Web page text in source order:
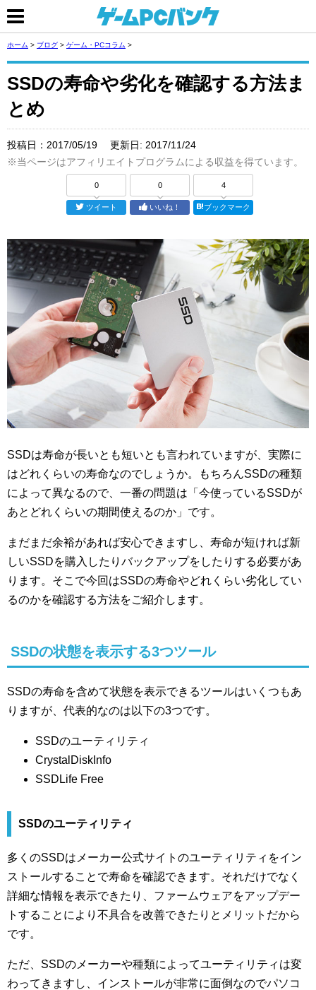
ホーム > ブログ > ゲーム・PCコラム >
SSDの寿命や劣化を確認する方法ま
とめ
投稿日： 2017/05/19 更新日: 2017/11/24
※当ページはアフィリエイトプログラムによる収益を得ています。
0
ツイート
0
いいね！
4
ブックマーク
SSDは寿命が長いとも短いとも言われていますが、実際に
はどれくらいの寿命なのでしょうか。もちろんSSDの種類
によって異なるので、一番の問題は「今使っているSSDが
あとどれくらいの期間使えるのか」です。
まだまだ余裕があれば安心できますし、寿命が短ければ新
しいSSDを購入したりバックアップをしたりする必要があ
ります。そこで今回はSSDの寿命やどれくらい劣化してい
るのかを確認する方法をご紹介します。
SSDの状態を表示する3つツール
SSDの寿命を含めて状態を表示できるツールはいくつもあ
りますが、代表的なのは以下の3つです。
SSDのユーティリティ
CrystalDiskInfo
SSDLife Free
SSDのユーティリティ
多くのSSDはメーカー公式サイトのユーティリティをイン
ストールすることで寿命を確認できます。それだけでなく
詳細な情報を表示できたり、ファームウェアをアップデー
トすることにより不具合を改善できたりとメリットだから
です。
ただ、SSDのメーカーや種類によってユーティリティは変
わってきますし、インストールが非常に面倒なのでパソコ